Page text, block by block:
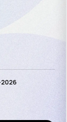
2026